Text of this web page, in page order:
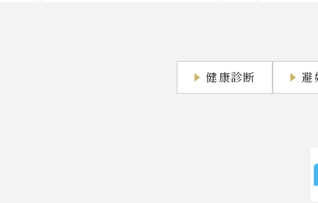
健康診断 避